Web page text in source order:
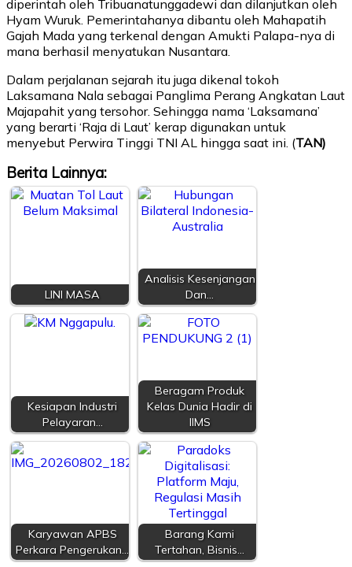
diperintah oleh Tribuanatunggadewi dan dilanjutkan oleh
Hyam Wuruk. Pemerintahanya dibantu oleh Mahapatih
Gajah Mada yang terkenal dengan Amukti Palapa-nya di
mana berhasil menyatukan Nusantara.
Dalam perjalanan sejarah itu juga dikenal tokoh
Laksamana Nala sebagai Panglima Perang Angkatan Laut
Majapahit yang tersohor. Sehingga nama ‘Laksamana’
yang berarti ‘Raja di Laut’ kerap digunakan untuk
menyebut Perwira Tinggi TNI AL hingga saat ini. (TAN)
Berita Lainnya:
LINI MASA
Analisis Kesenjangan
Dan…
Kesiapan Industri
Pelayaran…
Beragam Produk
Kelas Dunia Hadir di
IIMS
Karyawan APBS
Perkara Pengerukan…
Barang Kami
Tertahan, Bisnis…